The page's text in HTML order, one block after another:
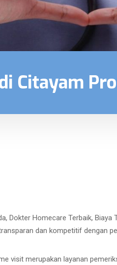
Citayam
Dokter Homecare Terbaik,
dan kompetitif dengan
visit merupakan layanan